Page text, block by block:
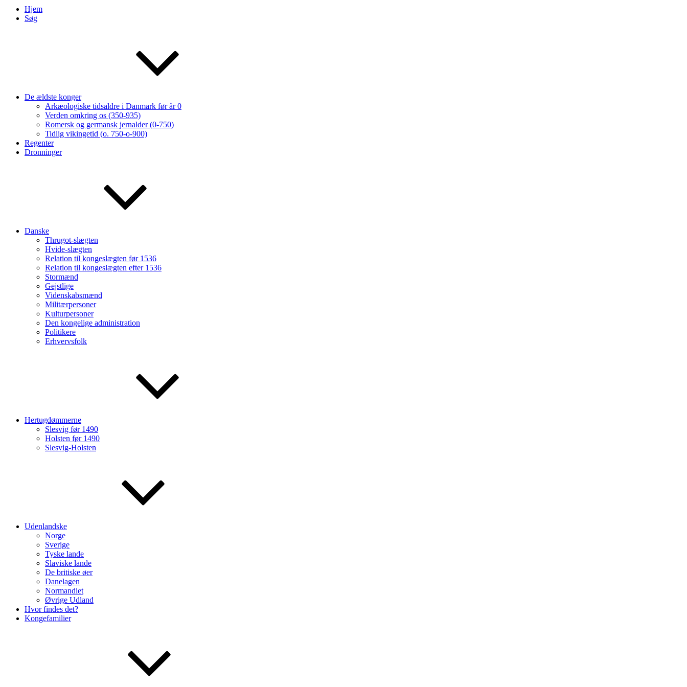
Hjem
Søg
De ældste konger
Arkæologiske tidsaldre i Danmark før år 0
Verden omkring os (350-935)
Romersk og germansk jernalder (0-750)
Tidlig vikingetid (o. 750-o-900)
Regenter
Dronninger
Danske
Thrugot-slægten
Hvide-slægten
Relation til kongeslægten før 1536
Relation til kongeslægten efter 1536
Stormænd
Gejstlige
Videnskabsmænd
Militærpersoner
Kulturpersoner
Den kongelige administration
Politikere
Erhvervsfolk
Hertugdømmerne
Slesvig før 1490
Holsten før 1490
Slesvig-Holsten
Udenlandske
Norge
Sverige
Tyske lande
Slaviske lande
De britiske øer
Danelagen
Normandiet
Øvrige Udland
Hvor findes det?
Kongefamilier